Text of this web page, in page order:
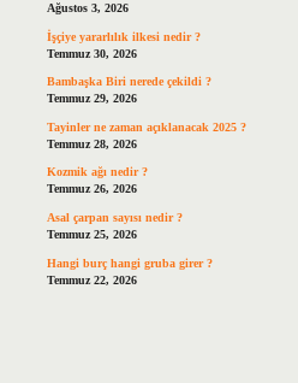
Ağustos 3, 2026
İşçiye yararlılık ilkesi nedir ?
Temmuz 30, 2026
Bambaşka Biri nerede çekildi ?
Temmuz 29, 2026
Tayinler ne zaman açıklanacak 2025 ?
Temmuz 28, 2026
Kozmik ağı nedir ?
Temmuz 26, 2026
Asal çarpan sayısı nedir ?
Temmuz 25, 2026
Hangi burç hangi gruba girer ?
Temmuz 22, 2026